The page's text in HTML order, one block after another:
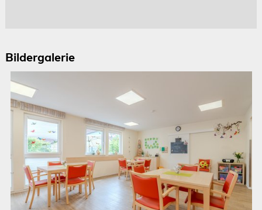
Bildergalerie